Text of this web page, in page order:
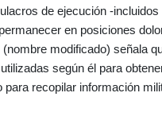
de ejecución -
en posiciones
modificado) señala
según él para
recopilar información